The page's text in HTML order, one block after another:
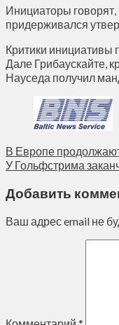
Инициаторы
придерживался
Критики инициативы
Дале Грибаускайте,
Науседа получил
В Европе
У Гольфстрима
Добавить
Ваш адрес email не